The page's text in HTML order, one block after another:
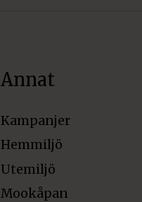
Annat
Kampanjer
Hemmiljö
Utemiljö
Mookåpan